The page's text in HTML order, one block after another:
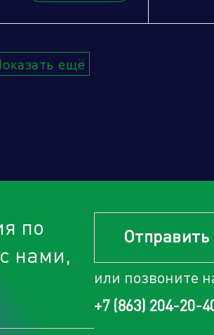
ещё
по
нами,
Отправить
или позвоните
+7 (863) 204-20-